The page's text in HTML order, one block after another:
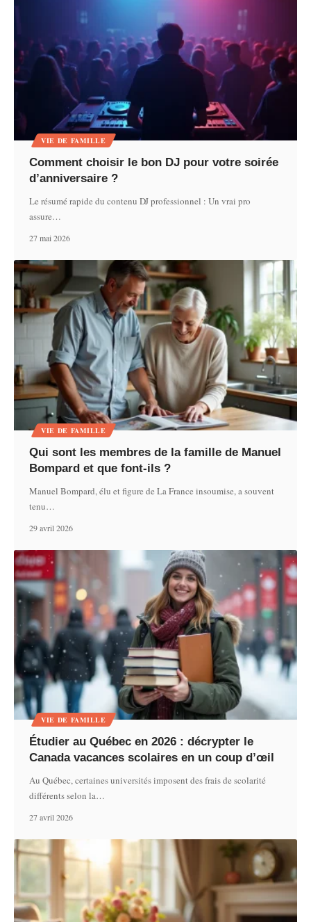
VIE DE FAMILLE
Comment choisir le bon DJ pour votre soirée
d’anniversaire ?
Le résumé rapide du contenu DJ professionnel : Un vrai pro
assure…
27 mai 2026
VIE DE FAMILLE
Qui sont les membres de la famille de Manuel
Bompard et que font-ils ?
Manuel Bompard, élu et figure de La France insoumise, a souvent
tenu…
29 avril 2026
VIE DE FAMILLE
Étudier au Québec en 2026 : décrypter le
Canada vacances scolaires en un coup d’œil
Au Québec, certaines universités imposent des frais de scolarité
différents selon la…
27 avril 2026